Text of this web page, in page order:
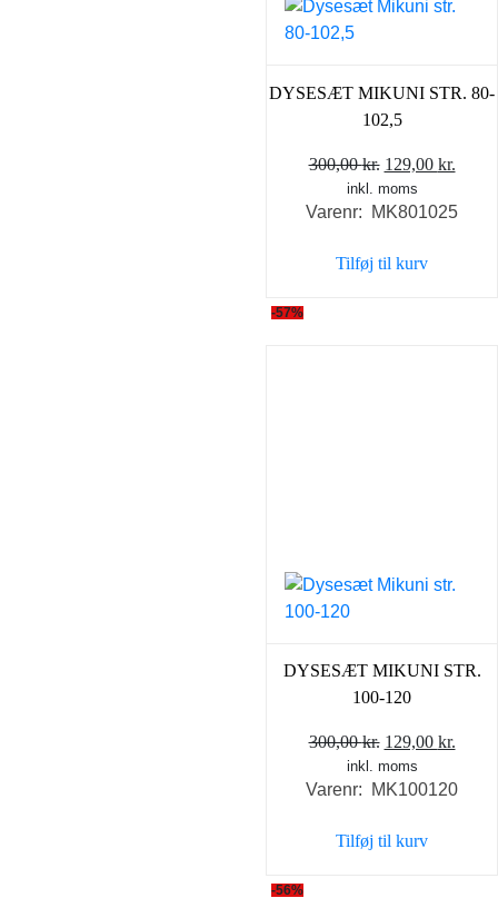
DYSESÆT MIKUNI STR. 80-
102,5
300,00kr. Den
oprindelige
pris
300,00 kr..
129,00 kr.
pris
inkl. moms
Varenr: MK801025
Tilføj til kurv
-57%
DYSESÆT MIKUNI STR.
100-120
300,00kr. Den
oprindelige
pris
300,00 kr..
129,00 kr.Den
pris
inkl. moms
Varenr: MK100120
Tilføj til kurv
-56%